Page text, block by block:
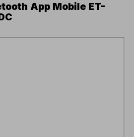
App Mobile ET-